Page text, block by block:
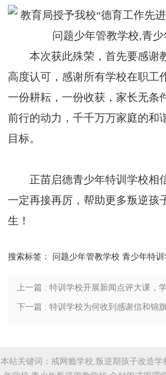
问题少年管教学校,青
本次获此殊荣，首先要感谢
高度认可，感谢所有学校在职工
一份耕耘，一份收获，家长无条
前行的动力，千千万万家庭的和
目标。
正苗启德青少年特训学校相
一定再接再厉，帮助更多叛逆孩
生！
搜索标签： 问题少年管教学校 青少年特训
上一篇 : 特训学校开展新闻点评大课，
言
下一篇 : 特训学校为何收到感谢信和锦
本站关键词：戒网瘾学校,叛逆期孩子改造